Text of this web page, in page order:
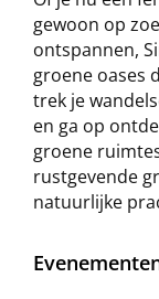
gewoon op
ontspannen,
groene oases
trek je
en ga op
groene
rustgevende
natuurlijke